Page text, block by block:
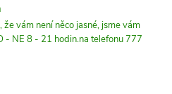
vám není něco jasné, jsme vám
- NE 8 - 21 hodin.na telefonu 777